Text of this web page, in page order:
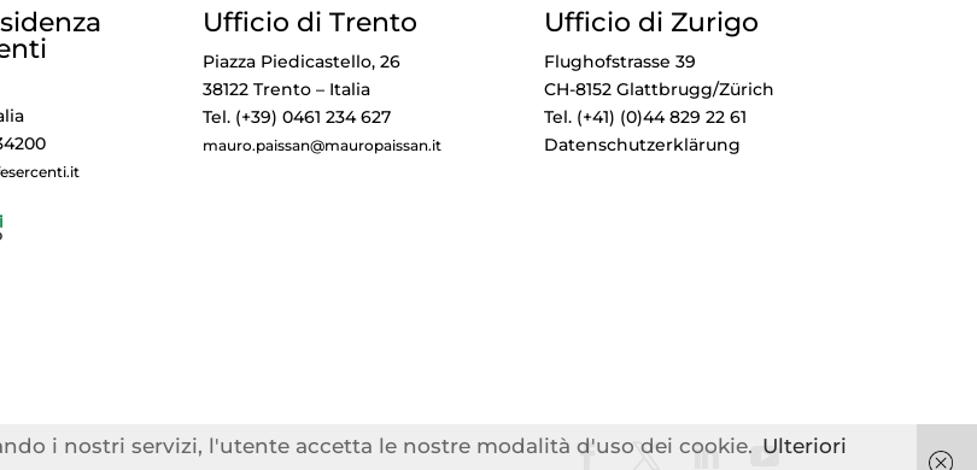
Ufficio di Trento
Piazza Piedicastello, 26
38122 Trento – Italia
Tel. (+39) 0461 234 627
mauro.paissan@mauropaissan.it
Ufficio di Zurigo
Flughofstrasse 39
CH-8152 Glattbrugg/Zürich
Tel. (+41) (0)44 829 22 61
Datenschutzerklärung
i nostri servizi, l'utente accetta le nostre modalità d'uso dei cookie. Ulteriori